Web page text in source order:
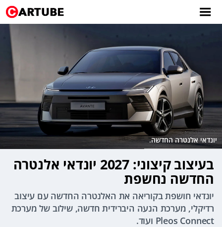
יונדאי אלנטרה החדשה.
בעיצוב קיצוני: 2027 יונדאי אלנטרה
החדשה נחשפת
יונדאי חושפת בקוריאה את האלנטרה החדשה עם עיצוב
רדיקלי, מערכת הנעה היברידית חדשה, שילוב של מערכת
Pleos Connect ועוד.